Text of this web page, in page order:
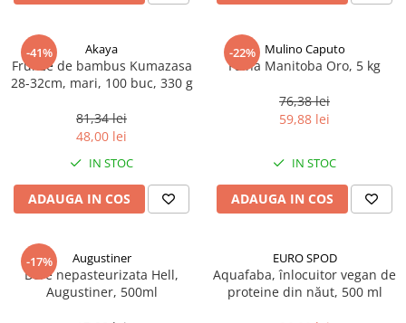
-41% Akaya
Frunze de bambus Kumazasa
28-32cm, mari, 100 buc, 330 g
81,34 lei
48,00 lei
IN STOC
ADAUGA IN COS
-22% Mulino Caputo
Faina Manitoba Oro, 5 kg
76,38 lei
59,88 lei
IN STOC
ADAUGA IN COS
-17% Augustiner
Bere nepasteurizata Hell,
Augustiner, 500ml
EURO SPOD
Aquafaba, înlocuitor vegan de
proteine ​​din năut, 500 ml